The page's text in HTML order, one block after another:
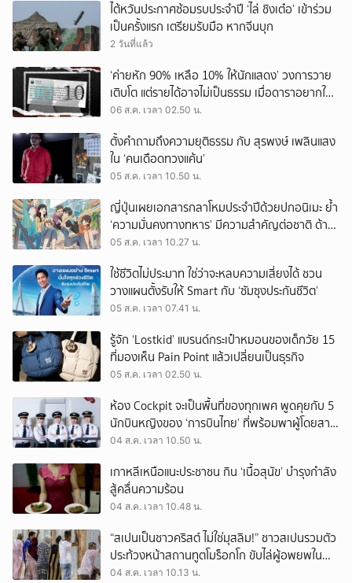
ไต้หวันประกาศซ้อมรบประจำปี ‘ไล่ ชิงเต๋อ’ เข้าร่วม
เป็นครั้งแรก เตรียมรับมือ หากจีนบุก
2 วันที่แล้ว
‘ค่ายหัก 90% เหลือ 10% ให้นักแสดง’ วงการวาย
เติบโต แต่รายได้อาจไม่เป็นธรรม เมื่อดาราอยากให้มี
‘สัญญามาตรฐาน’
06 ส.ค. เวลา 02.50 น.
ตั้งคำถามถึงความยุติธรรม กับ สุรพงษ์ เพลินแสง
ใน ‘คนเดือดทวงแค้น’
05 ส.ค. เวลา 10.50 น.
ญี่ปุ่นเผยเอกสารกลาโหมประจำปีด้วยปกอนิเมะ ย้ำ
‘ความมั่นคงทางทหาร’ มีความสำคัญต่อชาติ ด้าน
จีนเตือน ขออย่าซ้ำรอยประวัติศาสตร์
05 ส.ค. เวลา 10.27 น.
ใช้ชีวิตไม่ประมาท ใช่ว่าจะหลบความเสี่ยงได้ ชวน
วางแผนตั้งรับให้ Smart กับ ‘ซัมซุงประกันชีวิต’
05 ส.ค. เวลา 07.41 น.
รู้จัก ‘Lostkid’ แบรนด์กระเป๋าหมอนของเด็กวัย 15
ที่มองเห็น Pain Point แล้วเปลี่ยนเป็นธุรกิจ
05 ส.ค. เวลา 02.50 น.
ห้อง Cockpit จะเป็นพื้นที่ของทุกเพศ พูดคุยกับ 5
นักบินหญิงของ ‘การบินไทย’ ที่พร้อมพาผู้โดยสาร
บินไปทั่วโลก
04 ส.ค. เวลา 10.50 น.
เกาหลีเหนือแนะประชาชน กิน ‘เนื้อสุนัข’ บำรุงกำลัง
สู้คลื่นความร้อน
04 ส.ค. เวลา 10.48 น.
“สเปนเป็นชาวคริสต์ ไม่ใช่มุสลิม!” ชาวสเปนรวมตัว
ประท้วงหน้าสถานทูตโมร็อกโก ขับไล่ผู้อพยพใน
เมืองเซวตาออกนอกประเทศ
04 ส.ค. เวลา 10.13 น.